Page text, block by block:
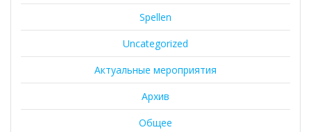
Spellen
Uncategorized
Актуальные мероприятия
Архив
Общее